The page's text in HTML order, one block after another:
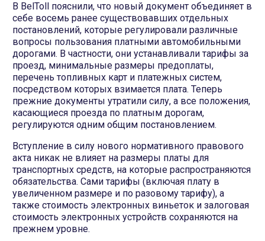
В BelToll пояснили, что новый документ объединяет в
себе восемь ранее существовавших отдельных
постановлений, которые регулировали различные
вопросы пользования платными автомобильными
дорогами. В частности, они устанавливали тарифы за
проезд, минимальные размеры предоплаты,
перечень топливных карт и платежных систем,
посредством которых взимается плата. Теперь
прежние документы утратили силу, а все положения,
касающиеся проезда по платным дорогам,
регулируются одним общим постановлением.
Вступление в силу нового нормативного правового
акта никак не влияет на размеры платы для
транспортных средств, на которые распространяются
обязательства. Сами тарифы (включая плату в
увеличенном размере и по разовому тарифу), а
также стоимость электронных виньеток и залоговая
стоимость электронных устройств сохраняются на
прежнем уровне.